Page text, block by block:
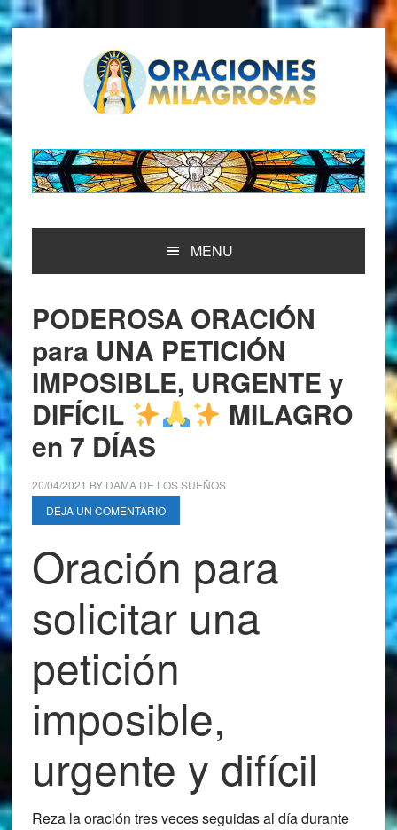
Saltar
a
la
navegación
principal
Saltar
al
contenido
principal
Saltar
a
la
barra
lateral
principal
Saltar
al
pie
de
página
MENU
PODEROSA ORACIÓN
para UNA PETICIÓN
IMPOSIBLE, URGENTE y
DIFÍCIL
MILAGRO
en 7 DÍAS
20/04/2021 BY DAMA DE LOS SUEÑOS
DEJA UN COMENTARIO
Oración para
solicitar una
petición
imposible,
urgente y difícil
Reza la oración tres veces seguidas al día durante